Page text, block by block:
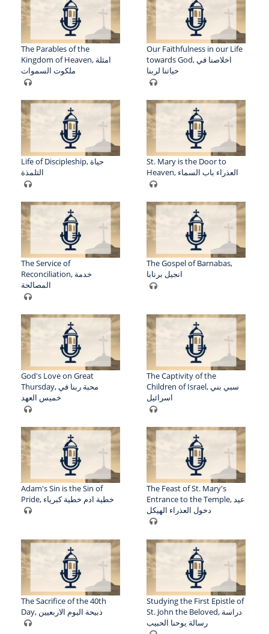
The Parables of the
Kingdom of Heaven, امثلة
ملكوت السموات
Our Faithfulness in our Life
towards God, اخلاصنا في
حياتنا لربنا
Life of Discipleship, حياة
التلمذة
St. Mary is the Door to
Heaven, العذراء باب السماء
The Service of
Reconciliation, خدمة
المصالحة
The Gospel of Barnabas,
انجيل برنابا
God's Love on Great
Thursday, محبة ربنا في
خميس العهد
The Captivity of the
Children of Israel, سبي بني
اسرائيل
Adam's Sin is the Sin of
Pride, خطية ادم خطية كبرياء
The Feast of St. Mary's
Entrance to the Temple, عيد
دخول العذراء الهيكل
The Sacrifice of the 40th
Day, ذبيحة اليوم الاربعيين
Studying the First Epistle of
St. John the Beloved, دراسة
رسالة يوحنا الحبيب